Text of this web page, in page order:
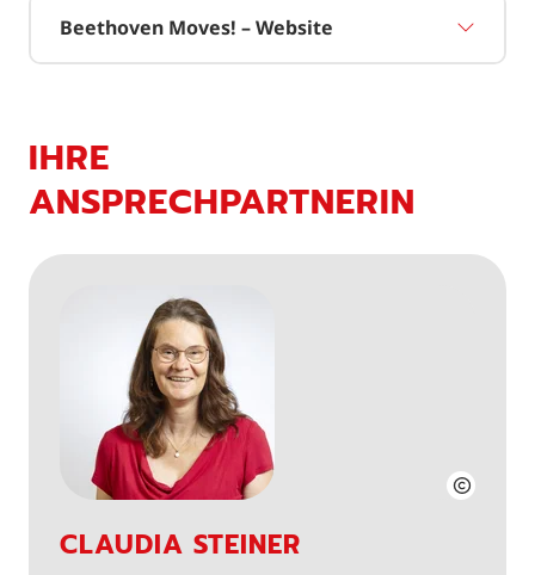
Beethoven Moves! – Website
IHRE
ANSPRECHPARTNERIN
CLAUDIA STEINER